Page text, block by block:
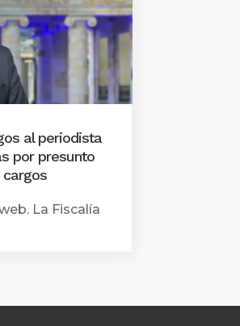
al periodista
por presunto
La Fiscalía